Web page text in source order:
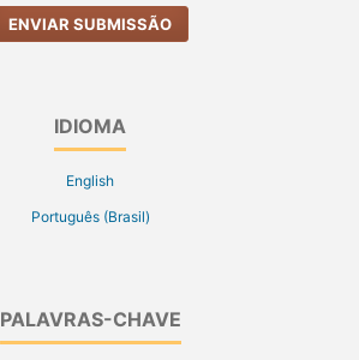
ENVIAR SUBMISSÃO
IDIOMA
English
Português (Brasil)
PALAVRAS-CHAVE